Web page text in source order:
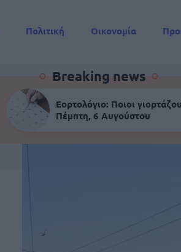
Πολιτική Οικονομία
Breaking news
Εορτολόγιο: Ποιοι
Πέμπτη, 6 Αυγούστου